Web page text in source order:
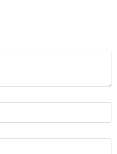
cảm ứng ngoài cửa,